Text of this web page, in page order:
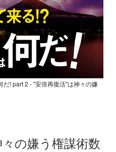
! part 2 - "安倍再復活"は神々の嫌
の嫌う権謀術数